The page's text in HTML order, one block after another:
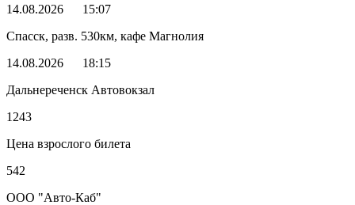
14.08.2026
15:07
Спасск, разв. 530км, кафе Магнолия
14.08.2026
18:15
Дальнереченск Автовокзал
1243
Цена взрослого билета
542
ООО "Авто-Каб"